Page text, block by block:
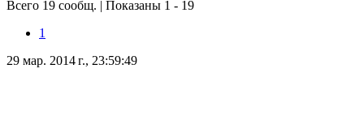
Всего 19 сообщ. | Показаны 1 - 19
1
29 мар. 2014 г., 23:59:49